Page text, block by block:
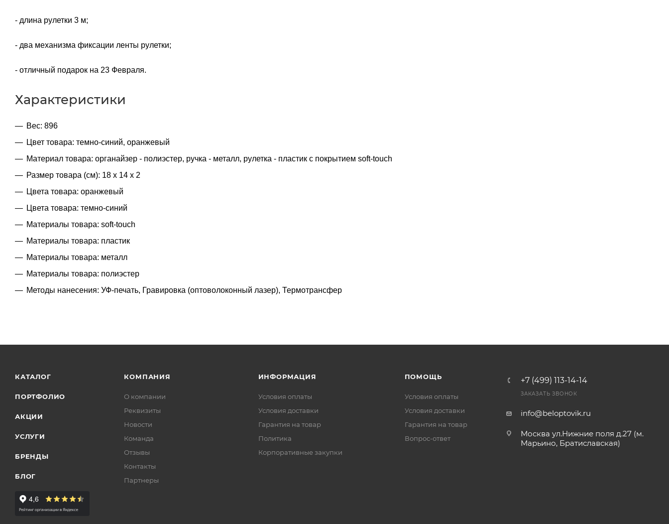
- длина рулетки 3 м;
- два механизма фиксации ленты рулетки;
- отличный подарок на 23 Февраля.
Характеристики
Вес: 896
Цвет товара: темно-синий, оранжевый
Материал товара: органайзер - полиэстер, ручка - металл, рулетка - пластик с покрытием soft-touch
Размер товара (см): 18 х 14 х 2
Цвета товара: оранжевый
Цвета товара: темно-синий
Материалы товара: soft-touch
Материалы товара: пластик
Материалы товара: металл
Материалы товара: полиэстер
Методы нанесения: УФ-печать, Гравировка (оптоволоконный лазер), Термотрансфер
КАТАЛОГ
ПОРТФОЛИО
АКЦИИ
УСЛУГИ
БРЕНДЫ
БЛОГ
КОМПАНИЯ
О компании
Реквизиты
Новости
Команда
Отзывы
Контакты
Партнеры
ИНФОРМАЦИЯ
Условия оплаты
Условия доставки
Гарантия на товар
Политика
Корпоративные закупки
ПОМОЩЬ
Условия оплаты
Условия доставки
Гарантия на товар
Вопрос-ответ
+7 (499) 113-14-14
ЗАКАЗАТЬ ЗВОНОК
info@beloptovik.ru
Москва ул.Нижние поля д.27 (м.
Марьино, Братиславская)